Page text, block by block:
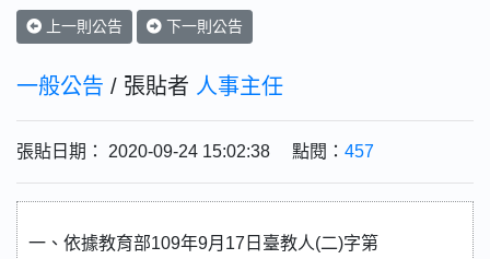
上一則公告 下一則公告
一般公告 / 張貼者 人事主任
張貼日期： 2020-09-24 15:02:38 點閱： 457
一、依據教育部109年9月17日臺教人(二)字第